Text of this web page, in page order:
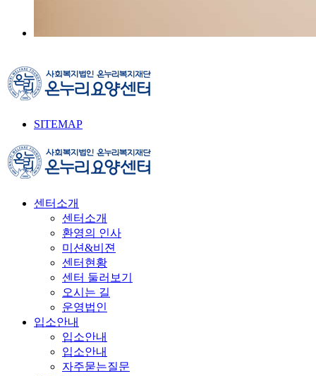
SITEMAP
센터소개
센터소개
환영의 인사
미션&비젼
센터현황
센터 둘러보기
오시는 길
운영법인
입소안내
입소안내
입소안내
자주묻는질문